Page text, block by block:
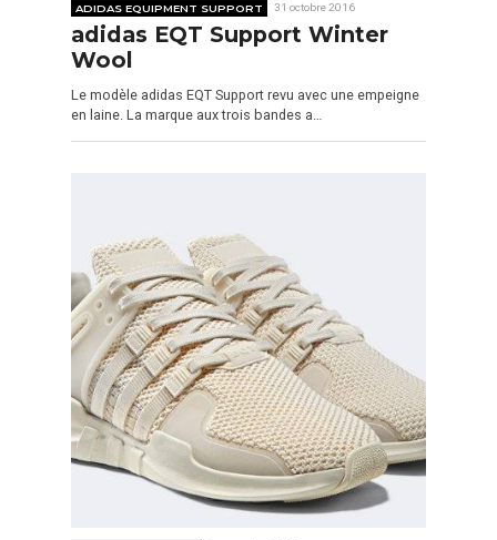
ADIDAS EQUIPMENT SUPPORT 31 octobre 2016
adidas EQT Support Winter
Wool
Le modèle adidas EQT Support revu avec une empeigne
en laine. La marque aux trois bandes a…